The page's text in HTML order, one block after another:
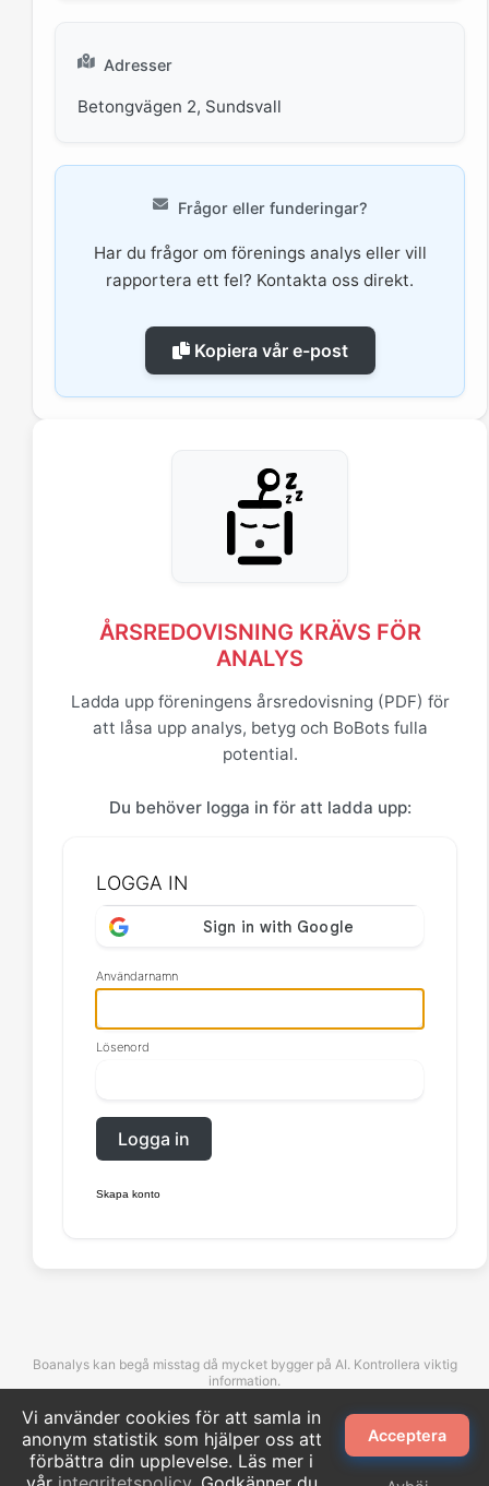
Vi använder cookies för att samla in
anonym statistik som hjälper oss att
förbättra din upplevelse. Läs mer i
Acceptera
Adresser
Betongvägen 2, Sundsvall
Frågor eller funderingar?
Har du frågor om förenings analys eller vill
rapportera ett fel? Kontakta oss direkt.
Kopiera vår e-post
ÅRSREDOVISNING KRÄVS FÖR
ANALYS
Ladda upp föreningens årsredovisning (PDF) för
att låsa upp analys, betyg och BoBots fulla
potential.
Du behöver logga in för att ladda upp:
LOGGA IN
Användarnamn
Lösenord
Logga in
Skapa konto
Boanalys kan begå misstag då mycket bygger på AI. Kontrollera viktig
information.
©Boanalys. All rights reserved.